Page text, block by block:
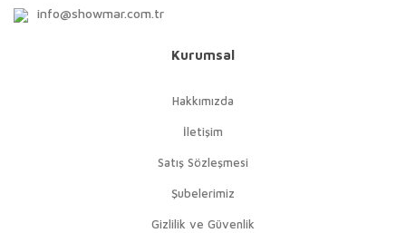
info@showmar.com.tr
Kurumsal
Hakkımızda
İletişim
Satış Sözleşmesi
Şubelerimiz
Gizlilik ve Güvenlik